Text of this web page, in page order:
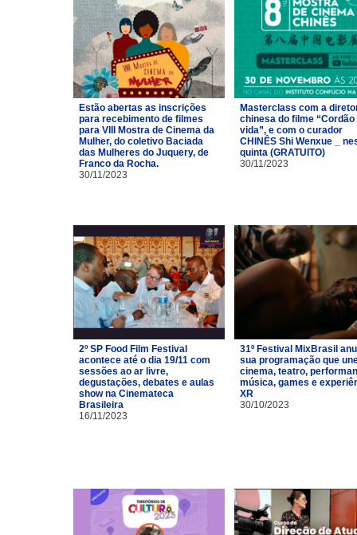
Estão abertas as inscrições
para recebimento de filmes
para VIII Mostra de Cinema da
Mulher, do coletivo Baciada
das Mulheres do Juquery, de
Franco da Rocha.
30/11/2023
Masterclass com a
chinesa do filme “Cordão
vida”, e com o curador
CHINÊS Shi Wenxue _
quinta (GRATUITO)
30/11/2023
2º SP Food Film Festival
acontece até o dia 19/11 com
sessões ao ar livre,
degustações, debates e aulas
show na Cinemateca
Brasileira
16/11/2023
31º Festival MixBrasil
sua programação que
cinema, teatro,
música, games e
XR
30/10/2023